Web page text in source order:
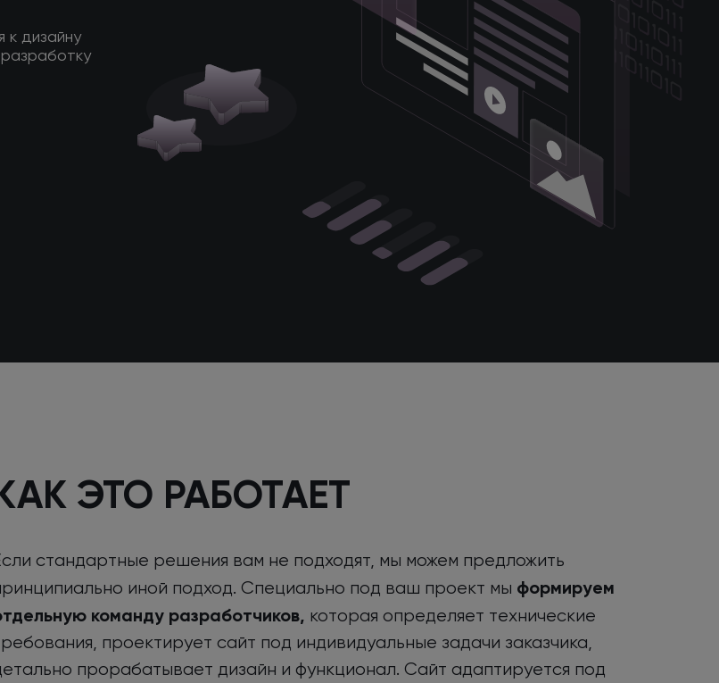
к дизайну
ЭТО РАБОТАЕТ
стандартные решения вам не подходят, мы можем предложить
иной подход. Специально под ваш проект мы формируем
команду разработчиков, которая определяет технические
проектирует сайт под индивидуальные задачи заказчика,
прорабатывает дизайн и функционал. Сайт адаптируется под